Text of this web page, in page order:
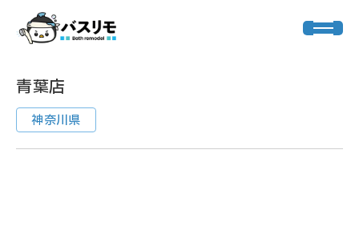
店舗一覧>青葉店
青葉店
神奈川県